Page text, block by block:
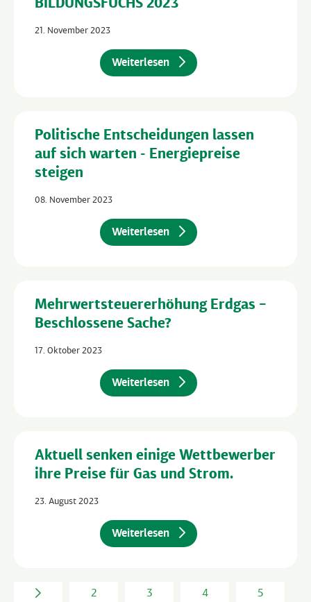
21. November 2023
Weiterlesen
Politische Entscheidungen lassen
auf sich warten - Energiepreise
steigen
08. November 2023
Weiterlesen
Mehrwertsteuererhöhung Erdgas –
Beschlossene Sache?
17. Oktober 2023
Weiterlesen
Aktuell senken einige Wettbewerber
ihre Preise für Gas und Strom.
23. August 2023
Weiterlesen
2 3 4 5